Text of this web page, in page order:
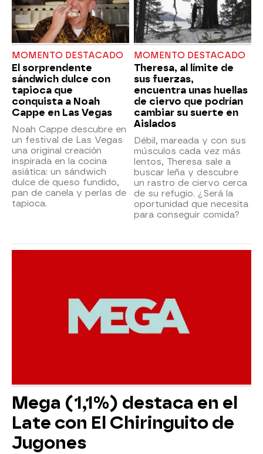
MOMENTO DESTACADO
El sorprendente
sándwich dulce con
tapioca que
conquista a Noah
Cappe en Las Vegas
Noah Cappe descubre en
un festival de Las Vegas
una original creación
inspirada en la cocina
asiática: un sándwich
dulce de queso fundido,
pan de canela y perlas de
tapioca.
MOMENTO DESTACADO
Theresa, al límite de
sus fuerzas,
encuentra unas huellas
de ciervo que podrían
cambiar su suerte en
Aislados
Débil, mareada y con sus
músculos cada vez más
lentos, Theresa sale a
buscar leña y descubre
un rastro de ciervo cerca
de su refugio. ¿Será la
oportunidad que necesita
para conseguir comida?
Mega (1,1%) destaca en el
Late con El Chiringuito de
Jugones